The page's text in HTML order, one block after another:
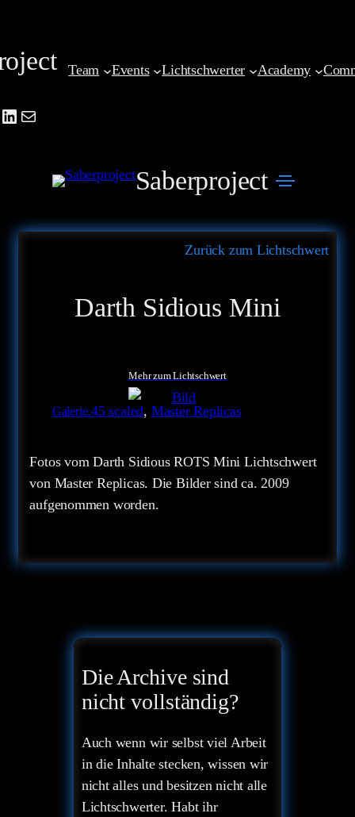
springen
Mail
Team Events Lichtschwerter Academy
Saberproject
Zurück zum Lichtschwert
Darth Sidious Mini
Mehr zum Lichtschwert
Galerie.45 scaled, Master Replicas
Fotos vom Darth Sidious ROTS Mini Lichtschwert
von Master Replicas. Die Bilder sind ca. 2009
aufgenommen worden.
Die Archive sind
nicht vollständig?
Auch wenn wir selbst viel Arbeit
in die Inhalte stecken, wissen wir
nicht alles und besitzen nicht alle
Lichtschwerter. Habt ihr